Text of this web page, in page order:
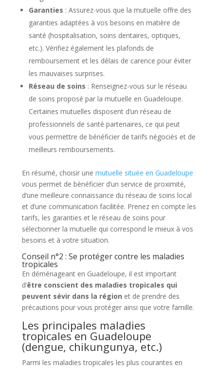
Garanties : Assurez-vous que la mutuelle offre des
garanties adaptées à vos besoins en matière de
santé (hospitalisation, soins dentaires, optiques,
etc.). Vérifiez également les plafonds de
remboursement et les délais de carence pour éviter
les mauvaises surprises.
Réseau de soins : Renseignez-vous sur le réseau
de soins proposé par la mutuelle en Guadeloupe.
Certaines mutuelles disposent d’un réseau de
professionnels de santé partenaires, ce qui peut
vous permettre de bénéficier de tarifs négociés et de
meilleurs remboursements.
En résumé, choisir une mutuelle située en Guadeloupe
vous permet de bénéficier d’un service de proximité,
d’une meilleure connaissance du réseau de soins local
et d’une communication facilitée. Prenez en compte les
tarifs, les garanties et le réseau de soins pour
sélectionner la mutuelle qui correspond le mieux à vos
besoins et à votre situation.
Conseil n°2 : Se protéger contre les maladies
tropicales
En déménageant en Guadeloupe, il est important
d’être conscient des maladies tropicales qui
peuvent sévir dans la région et de prendre des
précautions pour vous protéger ainsi que votre famille.
Les principales maladies
tropicales en Guadeloupe
(dengue, chikungunya, etc.)
Parmi les maladies tropicales les plus courantes en